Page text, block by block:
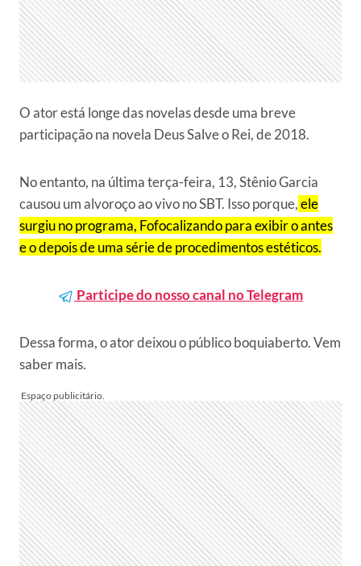
O ator está longe das novelas desde uma breve
participação na novela Deus Salve o Rei, de 2018.
No entanto, na última terça-feira, 13, Stênio Garcia
causou um alvoroço ao vivo no SBT. Isso porque,ele
surgiu no programa, Fofocalizando para exibir o antes
e o depois de uma série de procedimentos estéticos.
Participe do nosso canal no Telegram
Dessa forma, o ator deixou o público boquiaberto. Vem
saber mais.